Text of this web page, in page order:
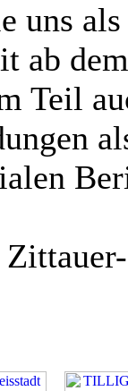
uns
ab
Teil